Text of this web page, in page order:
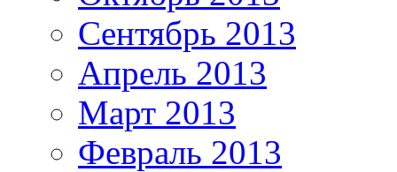
Сентябрь 2013
Апрель 2013
Март 2013
Февраль 2013